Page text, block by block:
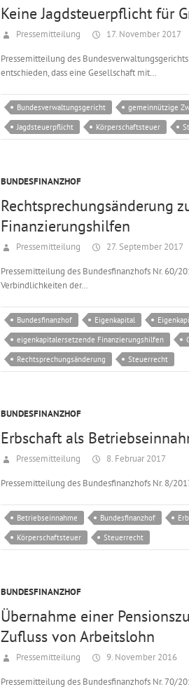
Keine Jagdsteuerpflicht für
Pressemitteilung 17. November 2017
Pressemitteilung des
entschieden, dass eine Gesellschaft mit…
Bundesverwaltungsgericht gemeinnützige
Jagdsteuerpflicht
Körperschaftsteuer
BUNDESFINANZHOF
Rechtsprechungsänderung
Finanzierungshilfen
Pressemitteilung 27. September 2017
Pressemitteilung des Bundesfinanzhofs Nr. 60/
Verbindlichkeiten der…
Bundesfinanzhof Eigenkapital
eigenkapitalersetzende Finanzierungshilfen
Rechtsprechungsänderung
Steuerrecht
BUNDESFINANZHOF
Erbschaft als
Pressemitteilung 8. Februar 2017
Pressemitteilung des Bundesfinanzhofs Nr. 8/
Betriebseinnahme Bundesfinanzhof
Körperschaftsteuer
Steuerrecht
BUNDESFINANZHOF
Übernahme einer
Zufluss von Arbeitslohn
Pressemitteilung 9. November 2016
Pressemitteilung des Bundesfinanzhofs Nr. 70/